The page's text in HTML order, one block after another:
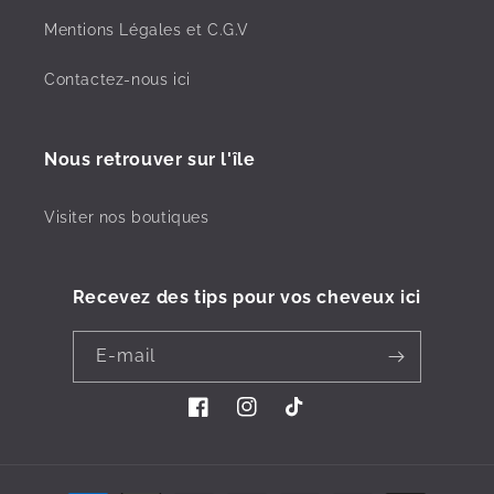
Mentions Légales et C.G.V
Contactez-nous ici
Nous retrouver sur l'île
Visiter nos boutiques
Recevez des tips pour vos cheveux ici
E-mail
FacebookInstagramTikTok